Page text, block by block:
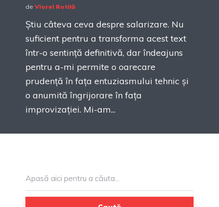
de Viorel Rotilă
Știu câteva ceva despre salarizare. Nu
suficient pentru a transforma acest text
într-o sentință definitivă, dar îndeajuns
pentru a-mi permite o oarecare
prudență în fața entuziasmului tehnic și
o anumită îngrijorare în fața
improvizației. Mi-am...